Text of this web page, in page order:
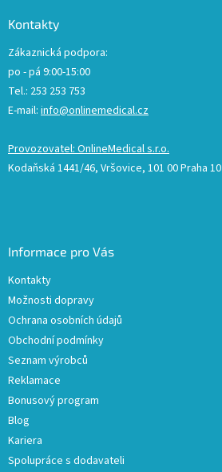
Kontakty
Zákaznická podpora:
po - pá 9:00-15:00
Tel.: 253 253 753
E-mail: info@onlinemedical.cz
Provozovatel: OnlineMedical s.r.o.
Kodaňská 1441/46, Vršovice, 101 00 Praha 10
Informace pro Vás
Kontakty
Možnosti dopravy
Ochrana osobních údajů
Obchodní podmínky
Seznam výrobců
Reklamace
Bonusový program
Blog
Kariera
Spolupráce s dodavateli